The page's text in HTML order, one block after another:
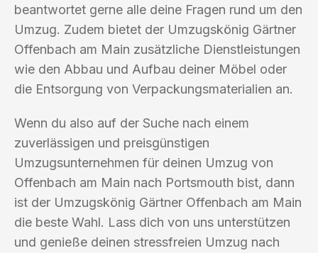
beantwortet gerne alle deine Fragen rund um den
Umzug. Zudem bietet der Umzugskönig Gärtner
Offenbach am Main zusätzliche Dienstleistungen
wie den Abbau und Aufbau deiner Möbel oder
die Entsorgung von Verpackungsmaterialien an.
Wenn du also auf der Suche nach einem
zuverlässigen und preisgünstigen
Umzugsunternehmen für deinen Umzug von
Offenbach am Main nach Portsmouth bist, dann
ist der Umzugskönig Gärtner Offenbach am Main
die beste Wahl. Lass dich von uns unterstützen
und genieße deinen stressfreien Umzug nach